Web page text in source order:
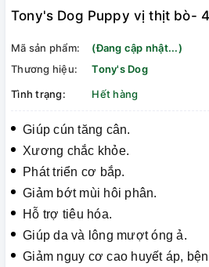
Tony's Dog Puppy vị thịt bò-
Mã sản phẩm:
(Đang cập nhật...)
Thương hiệu:
Tony's Dog
Tình trạng:
Hết hàng
Giúp cún tăng cân.
Xương chắc khỏe.
Phát triển cơ bắp.
Giảm bớt mùi hôi phân.
Hỗ trợ tiêu hóa.
Giúp da và lông mượt óng ả.
Giảm nguy cơ cao huyết áp,